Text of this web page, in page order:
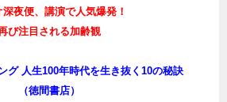
深夜便、講演で人気爆発！
び注目される加齢観
グ 人生100年時代を生き抜く10の秘訣
（徳間書店）